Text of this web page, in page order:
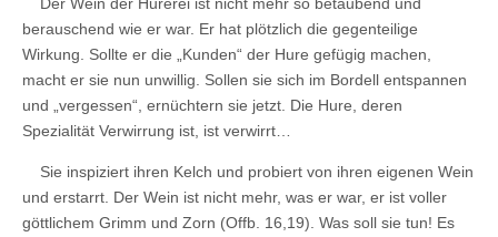
berauschend wie er war. Er hat plötzlich die gegenteilige
Wirkung. Sollte er die „Kunden“ der Hure gefügig machen,
macht er sie nun unwillig. Sollen sie sich im Bordell entspannen
und „vergessen“, ernüchtern sie jetzt. Die Hure, deren
Spezialität Verwirrung ist, ist verwirrt…
Sie inspiziert ihren Kelch und probiert von ihren eigenen Wein
und erstarrt. Der Wein ist nicht mehr, was er war, er ist voller
göttlichem Grimm und Zorn (Offb. 16,19). Was soll sie tun! Es